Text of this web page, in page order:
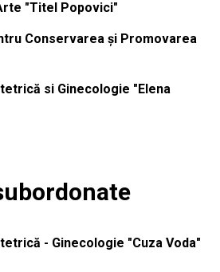
"Titel Popovici"
Conservarea și Promovarea
si Ginecologie "Elena
- Ginecologie "Cuza Voda"